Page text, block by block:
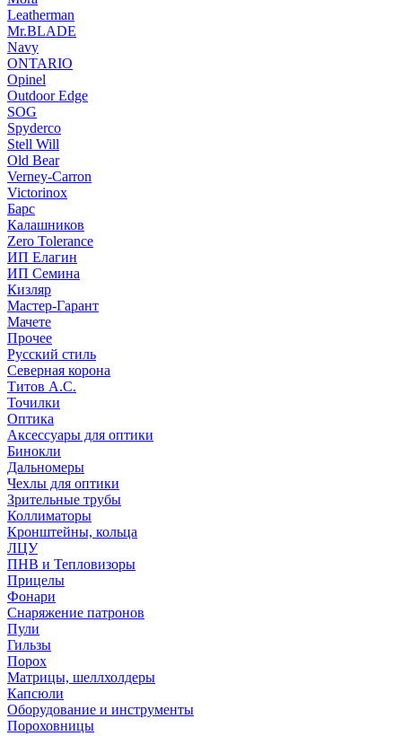
Leatherman
Mr.BLADE
Navy
ONTARIO
Opinel
Outdoor Edge
SOG
Spyderco
Stell Will
Old Bear
Verney-Carron
Victorinox
Барс
Калашников
Zero Tolerance
ИП Елагин
ИП Семина
Кизляр
Мастер-Гарант
Мачете
Прочее
Русский стиль
Северная корона
Титов А.С.
Точилки
Оптика
Аксессуары для оптики
Бинокли
Дальномеры
Чехлы для оптики
Зрительные трубы
Коллиматоры
Кронштейны, кольца
ЛЦУ
ПНВ и Тепловизоры
Прицелы
Фонари
Снаряжение патронов
Пули
Гильзы
Порох
Матрицы, шеллхолдеры
Капсюли
Оборудование и инструменты
Пороховницы